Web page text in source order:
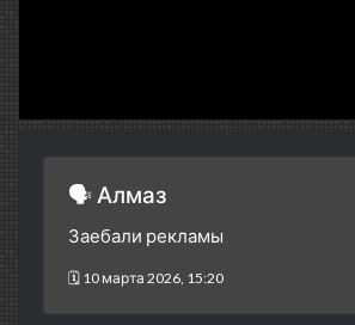
🗣 Алмаз
Заебали рекламы
🗓 10 марта 2026, 15:20